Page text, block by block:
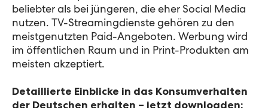
beliebter als bei jüngeren, die eher Social Media
nutzen. TV-Streamingdienste gehören zu den
meistgenutzten Paid-Angeboten. Werbung wird
im öffentlichen Raum und in Print-Produkten am
meisten akzeptiert.
Detaillierte Einblicke in das Konsumverhalten